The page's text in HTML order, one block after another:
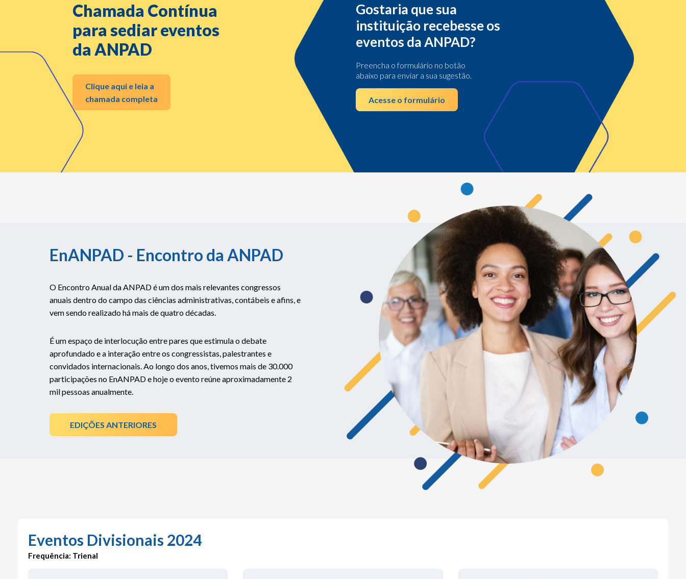
Chamada Contínua
para sediar eventos
da ANPAD
Clique aqui e leia a
chamada completa
Gostaria que sua
instituição recebesse os
eventos da ANPAD?
Preencha o formulário no botão
abaixo para enviar a sua sugestão.
Acesse o formulário
EnANPAD - Encontro da ANPAD
O Encontro Anual da ANPAD é um dos mais relevantes congressos
anuais dentro do campo das ciências administrativas, contábeis e afins, e
vem sendo realizado há mais de quatro décadas.
É um espaço de interlocução entre pares que estimula o debate
aprofundado e a interação entre os congressistas, palestrantes e
convidados internacionais. Ao longo dos anos, tivemos mais de 30.000
participações no EnANPAD e hoje o evento reúne aproximadamente 2
mil pessoas anualmente.
EDIÇÕES ANTERIORES
Eventos Divisionais 2024
Frequência: Trienal